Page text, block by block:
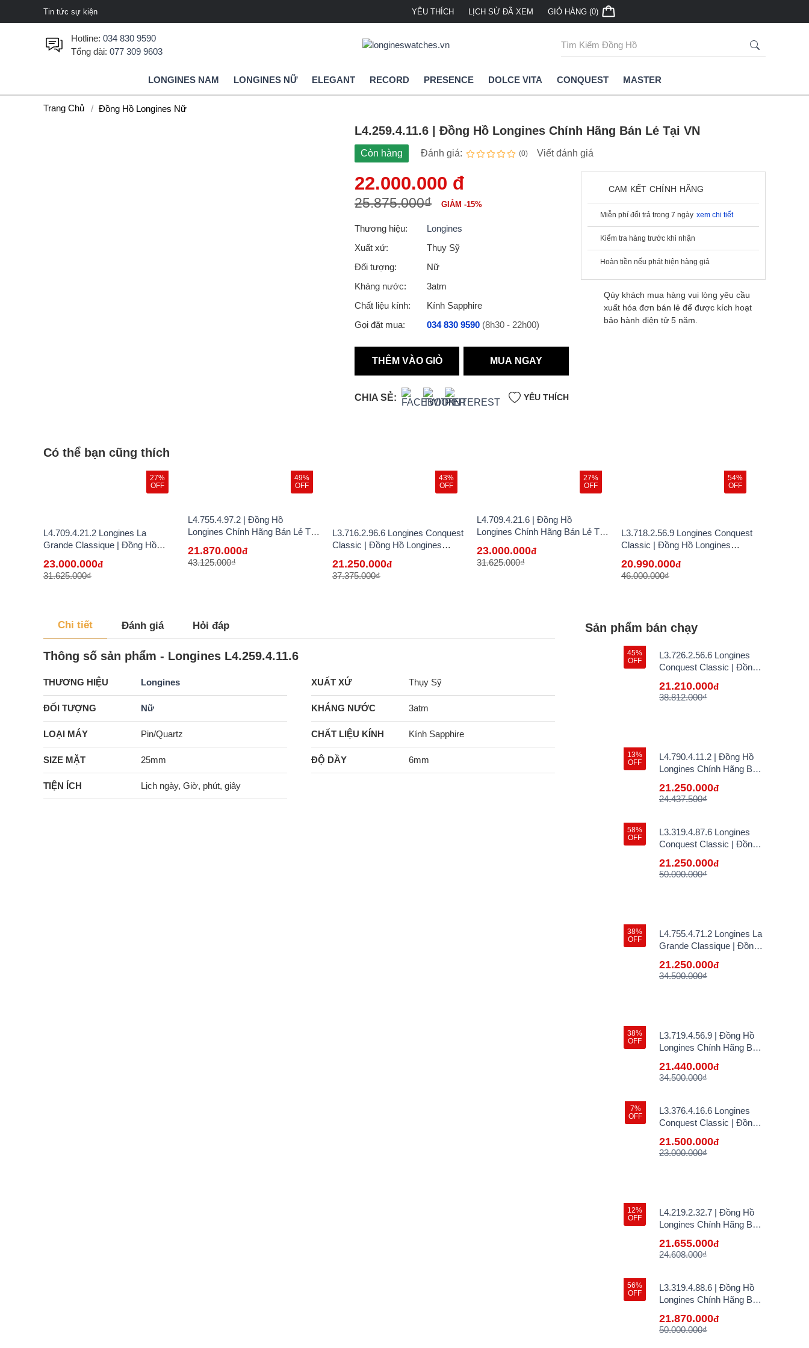
Tin tức sự kiện YÊU THÍCH LỊCH SỬ ĐÃ XEM GIỎ HÀNG (0)
Hotline: 034 830 9590
Tổng đài: 077 309 9603
LONGINES NAM LONGINES NỮ ELEGANT RECORD PRESENCE DOLCE VITA CONQUEST MASTER
Trang Chủ Đồng Hồ Longines Nữ
L4.259.4.11.6 | Đồng Hồ Longines Chính Hãng Bán Lẻ Tại VN
Còn hàng Đánh giá: (0) Viết đánh giá
22.000.000 đ
25.875.000₫ GIẢM -15%
Thương hiệu:
Longines
Xuất xứ:
Thụy Sỹ
Đối tượng:
Nữ
Kháng nước:
3atm
Chất liệu kính:
Kính Sapphire
Gọi đặt mua:
034 830 9590 (8h30 - 22h00)
THÊM VÀO GIỎ MUA NGAY
CHIA SẺ: YÊU THÍCH
CAM KẾT CHÍNH HÃNG
Miễn phí đổi trả trong 7 ngày xem chi tiết
Kiểm tra hàng trước khi nhận
Hoàn tiền nếu phát hiện hàng giả
Qúy khách mua hàng vui lòng yêu cầu
xuất hóa đơn bán lẻ để được kích hoạt
bảo hành điện tử 5 năm.
Có thể bạn cũng thích
27%
OFF
L4.709.4.21.2 Longines La
Grande Classique | Đồng Hồ
VN
23.000.000đ
31.625.000₫
49%
OFF
L4.755.4.97.2 | Đồng Hồ
Longines Chính Hãng Bán Lẻ Tại
21.870.000đ
43.125.000₫
43%
OFF
L3.716.2.96.6 Longines Conquest
Classic | Đồng Hồ Longines
21.250.000đ
37.375.000₫
27%
OFF
L4.709.4.21.6 | Đồng Hồ
Longines Chính Hãng Bán Lẻ Tại
23.000.000đ
31.625.000₫
54%
OFF
L3.718.2.56.9 Longines Conquest
Classic | Đồng Hồ Longines
20.990.000đ
46.000.000₫
Chi tiết Đánh giá Hỏi đáp
Thông số sản phẩm - Longines L4.259.4.11.6
THƯƠNG HIỆU Longines XUẤT XỨ Thụy Sỹ
ĐỐI TƯỢNG Nữ KHÁNG NƯỚC 3atm
LOẠI MÁY Pin/Quartz CHẤT LIỆU KÍNH Kính Sapphire
SIZE MẶT 25mm ĐỘ DẦY 6mm
TIỆN ÍCH Lịch ngày, Giờ, phút, giây
Sản phẩm bán chạy
45%
OFF
L3.726.2.56.6 Longines
Conquest Classic | Đồng
Bán Lẻ Tại VN
21.210.000đ
38.812.000₫
13%
OFF
L4.790.4.11.2 | Đồng Hồ
Longines Chính Hãng Bán
21.250.000đ
24.437.500₫
58%
OFF
L3.319.4.87.6 Longines
Conquest Classic | Đồng
Bán Lẻ Tại VN
21.250.000đ
50.000.000₫
38%
OFF
L4.755.4.71.2 Longines La
Grande Classique | Đồng
Bán Lẻ Tại VN
21.250.000đ
34.500.000₫
38%
OFF
L3.719.4.56.9 | Đồng Hồ
Longines Chính Hãng Bán
21.440.000đ
34.500.000₫
7%
OFF
L3.376.4.16.6 Longines
Conquest Classic | Đồng
Bán Lẻ Tại VN
21.500.000đ
23.000.000₫
12%
OFF
L4.219.2.32.7 | Đồng Hồ
Longines Chính Hãng Bán
21.655.000đ
24.608.000₫
56%
OFF
L3.319.4.88.6 | Đồng Hồ
Longines Chính Hãng Bán
21.870.000đ
50.000.000₫